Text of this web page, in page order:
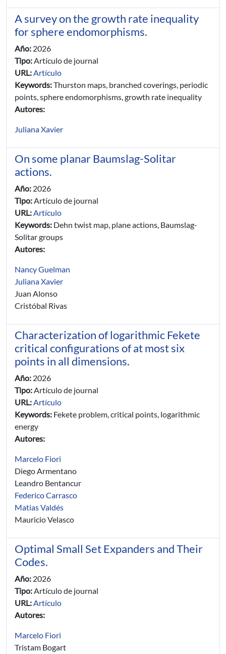
A survey on the growth rate inequality
for sphere endomorphisms.
Año: 2026
Tipo:Artículo de journal
URL:Artículo
Keywords:Thurston maps, branched coverings, periodic
points, sphere endomorphisms, growth rate inequality
Autores:
Juliana Xavier
On some planar Baumslag-Solitar
actions.
Año: 2026
Tipo:Artículo de journal
URL:Artículo
Keywords: Dehn twist map, plane actions, Baumslag-
Solitar groups
Autores:
Nancy Guelman
Juliana Xavier
Juan Alonso
Cristóbal Rivas
Characterization of logarithmic Fekete
critical configurations of at most six
points in all dimensions.
Año: 2026
Tipo:Artículo de journal
URL:Artículo
Keywords: Fekete problem, critical points, logarithmic
energy
Autores:
Marcelo Fiori
Diego Armentano
Leandro Bentancur
Federico Carrasco
Matias Valdés
Mauricio Velasco
Optimal Small Set Expanders and Their
Codes.
Año: 2026
Tipo:Artículo de journal
URL:Artículo
Autores:
Marcelo Fiori
Tristam Bogart